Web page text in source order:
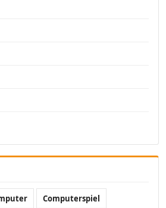
Computerspiel